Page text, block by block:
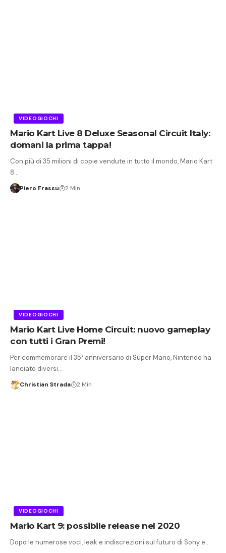
VIDEOGIOCHI
Mario Kart Live 8 Deluxe Seasonal Circuit Italy:
domani la prima tappa!
Con più di 35 milioni di copie vendute in tutto il mondo, Mario Kart
8…
Piero Frassu 2 Min
VIDEOGIOCHI
Mario Kart Live Home Circuit: nuovo gameplay
con tutti i Gran Premi!
Per commemorare il 35° anniversario di Super Mario, Nintendo ha
lanciato diversi…
Christian Strada 2 Min
VIDEOGIOCHI
Mario Kart 9: possibile release nel 2020
Dopo le numerose voci, leak e indiscrezioni sul futuro di Sony e…